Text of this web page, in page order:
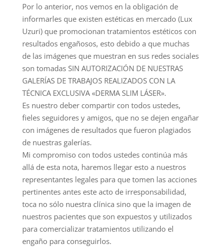
Por lo anterior, nos vemos en la obligación de
informarles queexisten estéticas en mercado (Lux
Uzuri) que promocionan tratamientos estéticos con
resultados engañosos, esto debido a que muchas
de las imágenes que muestran en sus redes sociales
son tomadas SIN AUTORIZACIÓN DE NUESTRAS
GALERÍAS DE TRABAJOS REALIZADOS CON LA
TÉCNICA EXCLUSIVA «DERMA SLIM LÁSER».
Es nuestro deber compartir con todos ustedes,
fieles seguidores y amigos, que no se dejen engañar
con imágenes de resultados que fueron plagiados
de nuestras galerías.
Mi compromiso con todos ustedes continúa más
allá de esta nota, haremos llegar esto a nuestros
representantes legales para que tomen las acciones
pertinentes antes este acto de irresponsabilidad,
toca no sólo nuestra clínica sino que la imagen de
nuestros pacientes que son expuestos y utilizados
para comercializar tratamientos utilizando el
engaño para conseguirlos.